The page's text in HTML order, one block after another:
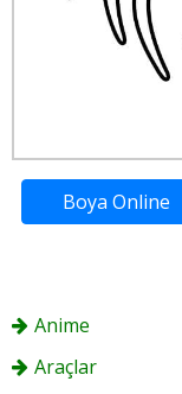
Boya Online
Anime
Araçlar